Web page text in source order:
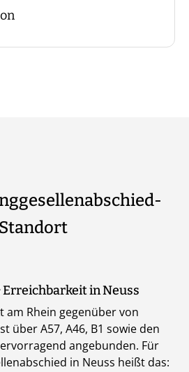
Standort
in Neuss
am Rhein gegenüber von
über A57, A46, B1 sowie den
angebunden. Für
in Neuss heißt das: